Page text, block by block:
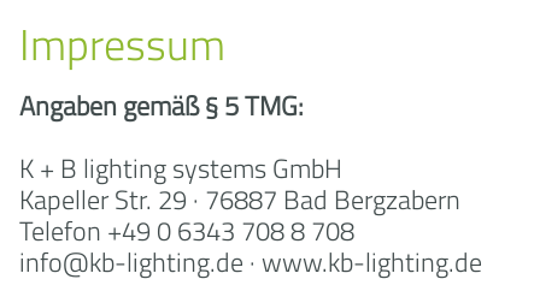
Impressum
Angaben gemäß § 5 TMG:
K + B lighting systems GmbH
Kapeller Str. 29 · 76887 Bad Bergzabern
Telefon +49 0 6343 708 8 708
info@kb-lighting.de · www.kb-lighting.de